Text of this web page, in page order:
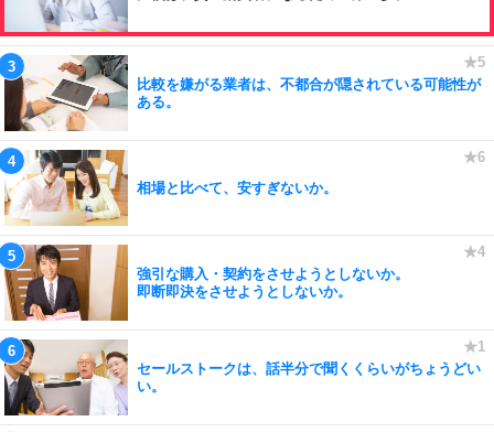
比較を嫌がる業者は、不都合が隠されている可能性が
ある。
相場と比べて、安すぎないか。
強引な購入・契約をさせようとしないか。
即断即決をさせようとしないか。
セールストークは、話半分で聞くくらいがちょうどい
い。